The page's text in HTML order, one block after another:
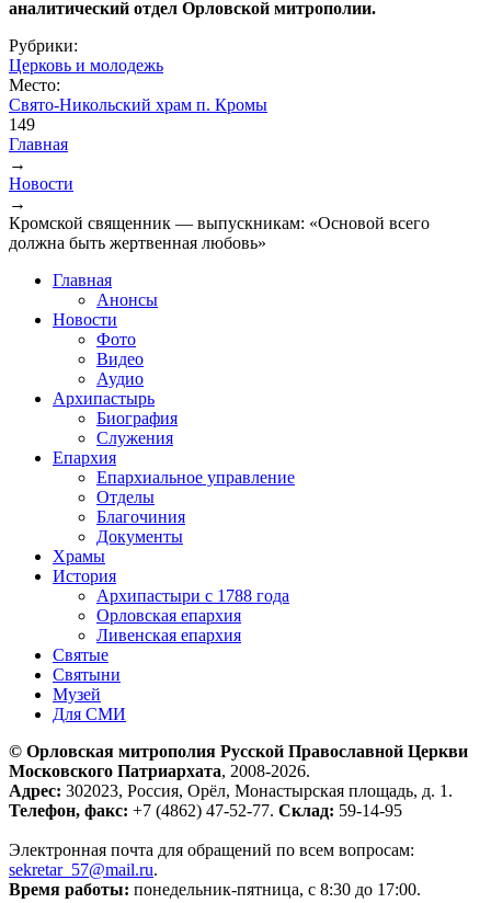
аналитический отдел Орловской митрополии.
Рубрики:
Церковь и молодежь
Место:
Свято-Никольский храм п. Кромы
149
Вы здесь
Главная
→
Новости
→
Кромской священник — выпускникам: «Основой всего
должна быть жертвенная любовь»
Главная
Анонсы
Новости
Фото
Видео
Аудио
Архипастырь
Биография
Служения
Епархия
Епархиальное управление
Отделы
Благочиния
Документы
Храмы
История
Архипастыри с 1788 года
Орловская епархия
Ливенская епархия
Святые
Святыни
Музей
Для СМИ
© Орловская митрополия Русской Православной Церкви
Московского Патриархата, 2008-2026.
Адрес: 302023, Россия, Орёл, Монастырская площадь, д. 1.
Телефон, факс: +7 (4862) 47-52-77. Склад: 59-14-95
Электронная почта для обращений по всем вопросам:
sekretar_57@mail.ru.
Время работы: понедельник-пятница, с 8:30 до 17:00.